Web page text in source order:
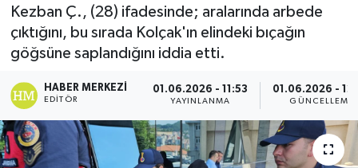
Kezban Ç., (28) ifadesinde; aralarında arbede
çıktığını, bu sırada Kolçak'ın elindeki bıçağın
göğsüne saplandığını iddia etti.
HABER MERKEZI
EDITÖR
01.06.2026 - 11:53
YAYINLANMA
01.06.2026 -
GÜNCELLEME
Son Dakika Haberleri
Haber Arşivi